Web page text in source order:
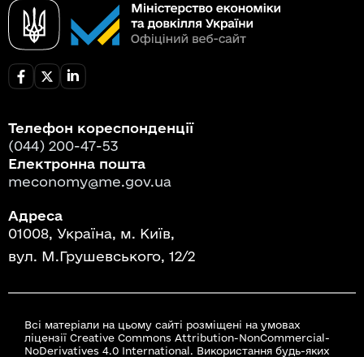
Телефон кореспонденції
(044) 200-47-53
Електронна пошта
meconomy@me.gov.ua
Адреса
01008, Україна, м. Київ,
вул. М.Грушевського, 12/2
Всі матеріали на цьому сайті розміщені на умовах
ліцензії Creative Commons Attribution-NonCommercial-
NoDerivatives 4.0 International. Використання будь-яких